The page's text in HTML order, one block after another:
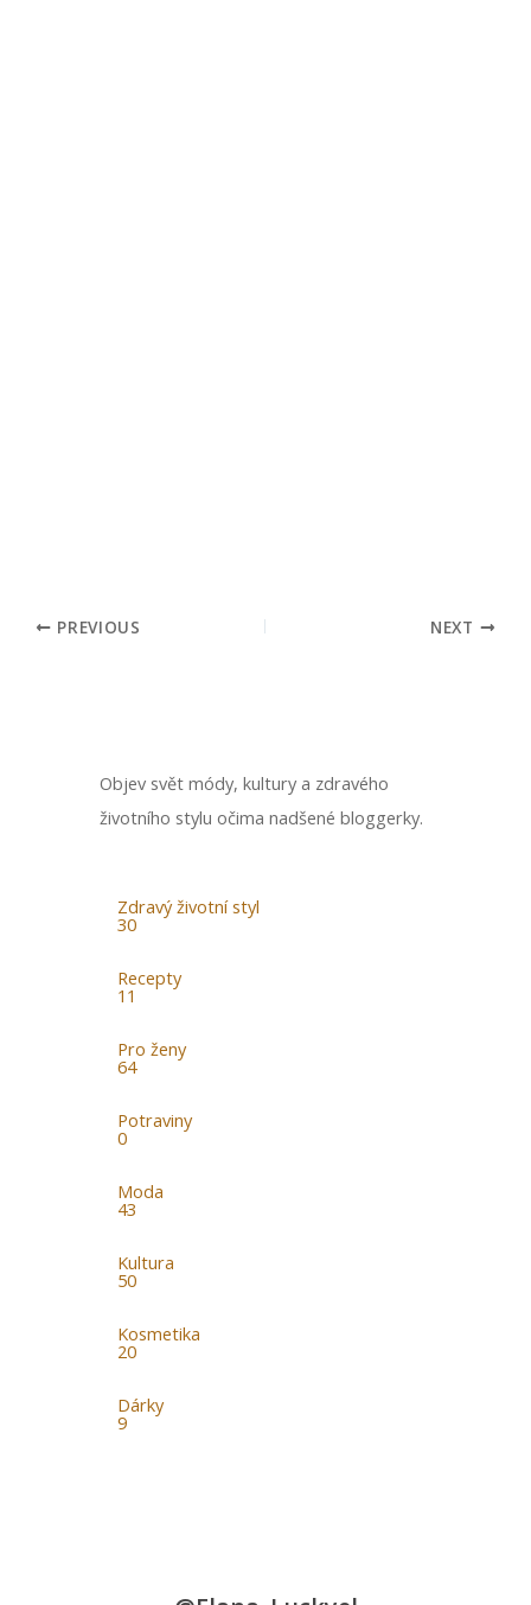
PREVIOUS NEXT
Objev svět módy, kultury a zdravého
životního stylu očima nadšené bloggerky.
Zdravý životní styl
30
Recepty
11
Pro ženy
64
Potraviny
0
Moda
43
Kultura
50
Kosmetika
20
Dárky
9